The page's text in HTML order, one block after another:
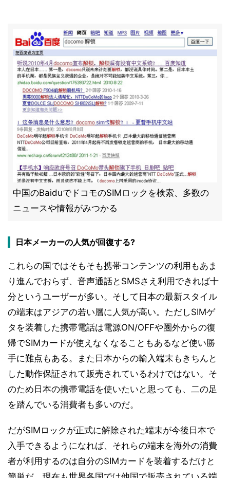
中国のBaiduでドコモのSIMロックを検索、多数の
ニュースや情報がみつかる
日本メーカーの人気が回復する?
これらの国ではそもそも携帯コンテンツの利用もあま
り進んでおらず、音声通話とSMSさえ利用できれば十
分というユーザーが多い。そして日本の最新スタイル
の端末はアジアの若い層に人気が高い。ただしSIMゲ
タを装着した携帯電話は電源ON/OFFや圏外からの復
帰でSIMカードが使えなくなることもあるなど使い勝
手に難点もある。また日本からの輸入端末もきちんと
した動作保証されて販売されているわけではない。そ
のため日本の携帯電話を使いたいと思っても、二の足
を踏んでいる消費者も多いのだ。
だがSIMロックが正式に解除された端末が今後日本で
入手できるようになれば、それらの端末を海外の消費
者が利用するのは自分のSIMカードを装着するだけと